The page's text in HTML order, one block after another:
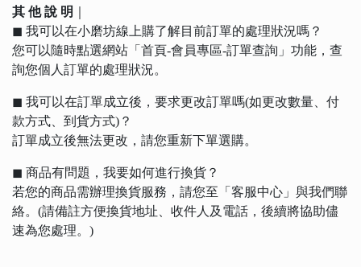
其 他 說 明
◼︎ 我可以在小磨坊線上購了解目前訂單的處理狀況嗎？
您可以隨時點選網站「首頁-會員專區-訂單查詢」功能，查
詢您個人訂單的處理狀況。
◼︎ 我可以在訂單成立後，要求更改訂單嗎(如更改數量、付
款方式、到貨方式)？
訂單成立後無法更改，請您重新下單選購。
◼︎ 商品有問題，我要如何進行換貨？
若您的商品需辦理換貨服務，請您至「客服中心」與我們聯
絡。(請備註方便換貨地址、收件人及電話，後續將協助儘
速為您處理。)